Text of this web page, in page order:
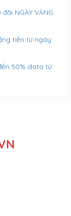
NGÀY VÀNG
tiền từ ngày
50% data từ